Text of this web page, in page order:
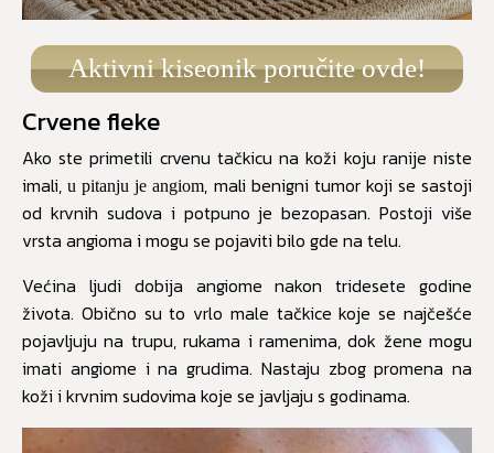
Aktivni kiseonik poručite ovde!
Crvene fleke
Ako ste primetili crvenu tačkicu na koži koju ranije niste
imali,u pitanju je angiom, mali benigni tumor koji se sastoji
od krvnih sudova i potpuno je bezopasan. Postoji više
vrsta angioma i mogu se pojaviti bilo gde na telu.
Većina ljudi dobija angiome nakon tridesete godine
života. Obično su to vrlo male tačkice koje se najčešće
pojavljuju na trupu, rukama i ramenima, dok žene mogu
imati angiome i na grudima. Nastaju zbog promena na
koži i krvnim sudovima koje se javljaju s godinama.